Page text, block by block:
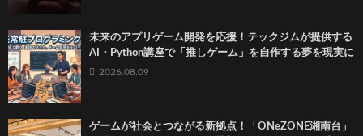
未来のアプリゲーム開発を応援！テックジムが提供する
AI・Python講座で「推しゲーム」を自作する夢を現実に
2026.08.09
ゲームが社会とつながる新拠点！「ONeZONE湘南台」